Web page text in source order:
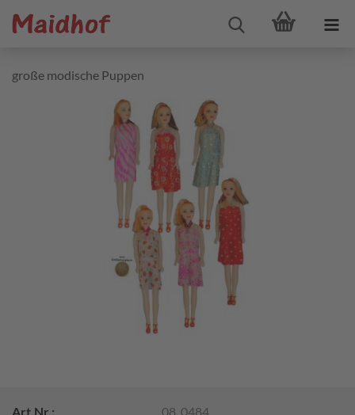
große modische Puppen
Art.Nr.:
08_0484